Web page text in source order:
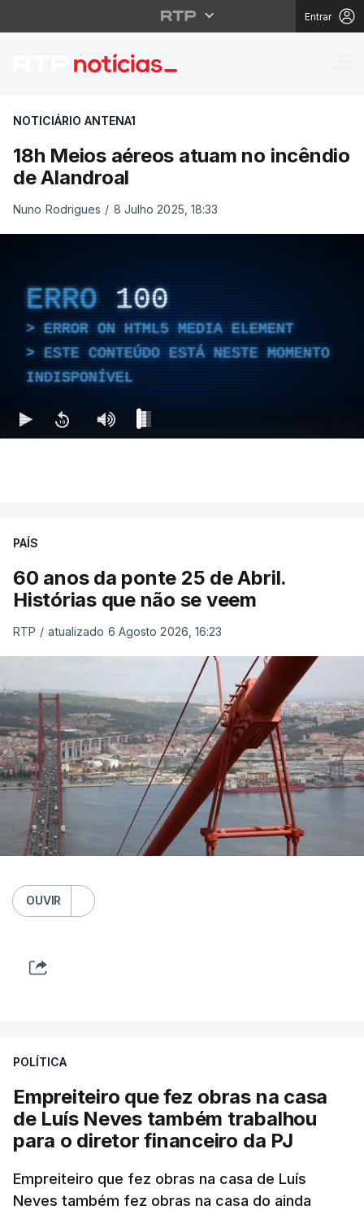
Entrar
18h Meios aéreos
NOTICIÁRIO ANTENA1
18h Meios aéreos atuam no incêndio
de Alandroal
Nuno Rodrigues / 8 Julho 2025, 18:33
ERRO 100
ERROR ON HTML5 MEDIA ELEMENT
ESTE CONTEÚDO ESTÁ NESTE MOMENTO
INDISPONÍVEL
PAÍS
60 anos da ponte 25 de Abril.
Histórias que não se veem
RTP / atualizado 6 Agosto 2026, 16:23
OUVIR
POLÍTICA
Empreiteiro que fez obras na casa
de Luís Neves também trabalhou
para o diretor financeiro da PJ
Empreiteiro que fez obras na casa de Luís
Neves também fez obras na casa do ainda